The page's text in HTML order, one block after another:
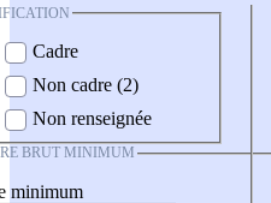
Cadre
Non cadre (2)
Non renseignée
BRUT MINIMUM
minimum